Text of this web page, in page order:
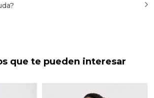
que te pueden interesar